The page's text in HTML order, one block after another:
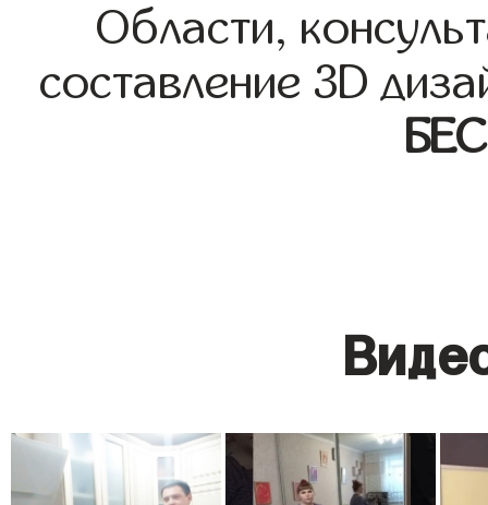
Области,
составление 3D